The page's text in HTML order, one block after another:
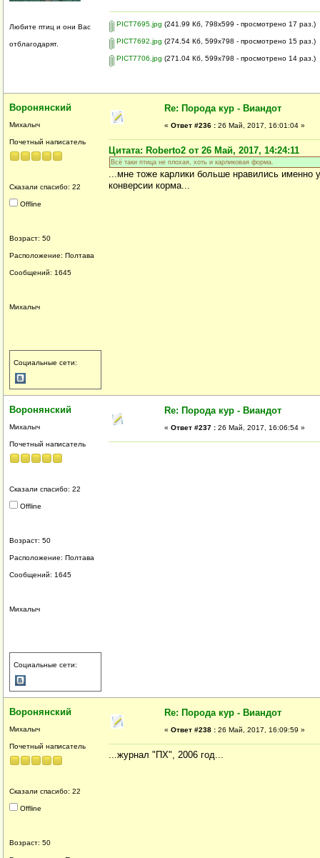
Любите птиц и они Вас
отблагодарят.
PICT7695.jpg (241.99 Кб, 798x599 - просмотрено 17 раз.)
PICT7692.jpg (274.54 Кб, 599x798 - просмотрено 15 раз.)
PICT7706.jpg (271.04 Кб, 599x798 - просмотрено 14 раз.)
Воронянский
Михалыч
Почетный написатель
Сказали спасибо: 22
Offline
Возраст: 50
Расположение: Полтава
Сообщений: 1645
Михалыч
Социальные сети:
Re: Порода кур - Виандот
« Ответ #236 : 26 Май, 2017, 16:01:04 »
Цитата: Roberto2 от 26 Май, 2017, 14:24:11
Всё таки птица не плохая, хоть и карликовая форма.
...мне тоже карлики больше нравились
конверсии корма...
Воронянский
Михалыч
Почетный написатель
Сказали спасибо: 22
Offline
Возраст: 50
Расположение: Полтава
Сообщений: 1645
Михалыч
Социальные сети:
Re: Порода кур - Виандот
« Ответ #237 : 26 Май, 2017, 16:06:54 »
Воронянский
Михалыч
Почетный написатель
Сказали спасибо: 22
Offline
Возраст: 50
Re: Порода кур - Виандот
« Ответ #238 : 26 Май, 2017, 16:09:59 »
...журнал "ПХ", 2006 год...